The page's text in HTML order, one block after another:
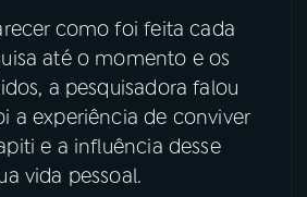
como foi feita cada
até o momento e os
a pesquisadora falou
a experiência de conviver
e a influência desse
vida pessoal.